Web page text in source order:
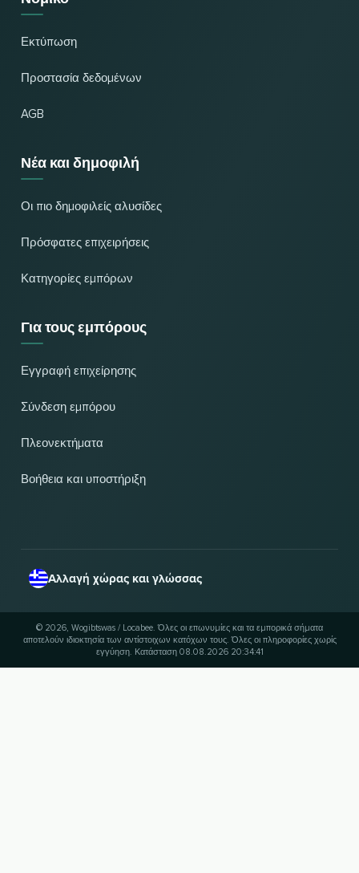
Εκτύπωση
Προστασία δεδομένων
AGB
Νέα και δημοφιλή
Οι πιο δημοφιλείς αλυσίδες
Πρόσφατες επιχειρήσεις
Κατηγορίες εμπόρων
Για τους εμπόρους
Εγγραφή επιχείρησης
Σύνδεση εμπόρου
Πλεονεκτήματα
Βοήθεια και υποστήριξη
Αλλαγή χώρας και γλώσσας
© 2026, Wogibtswas / Locabee. Όλες οι επωνυμίες και τα εμπορικά σήματα
αποτελούν ιδιοκτησία των αντίστοιχων κατόχων τους. Όλες οι πληροφορίες χωρίς
εγγύηση. Κατάσταση 08.08.2026 20:34:41